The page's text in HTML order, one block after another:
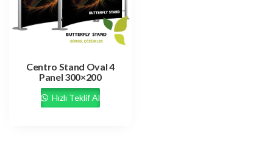
Centro Stand Oval 4
Panel 300×200
Hızlı Teklif Al